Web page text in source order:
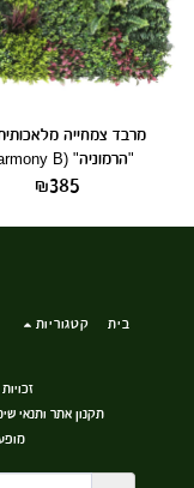
מרבד צמחייה
"הרמוניה" (Harmony B)
₪385
זכויות יוצרים
תקנון אתר ותנאי
בית קטגוריות